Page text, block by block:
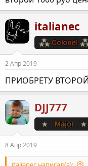
italianec
2 Апр 2019
ПРИОБРЕТУ
DJJ777
8 Апр 2019